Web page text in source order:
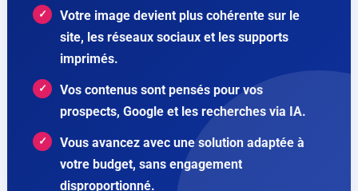
Votre image devient plus cohérente sur le
site, les réseaux sociaux et les supports
imprimés.
Vos contenus sont pensés pour vos
prospects, Google et les recherches via IA.
Vous avancez avec une solution adaptée à
votre budget, sans engagement
disproportionné.